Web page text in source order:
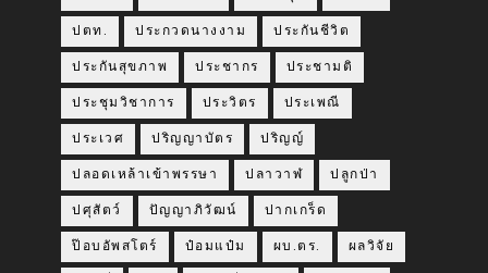
ปตท. ประกวดนางงาม ประกันชีวิต
ประกันสุขภาพ ประชากร ประชามติ
ประชุมวิชาการ ประวิตร ประเพณี
ประเวศ ปริญญาบัตร ปริญญ์
ปลอดเหล้าเข้าพรรษา ปลาวาฬ ปลูกป่า
ปศุสัตว์ ปัญญาภิวัฒน์ ปากเกร็ด
ป๊อบอัพสโตร์ ป๋อมแป๋ม ผบ.ตร. ผลวิจัย